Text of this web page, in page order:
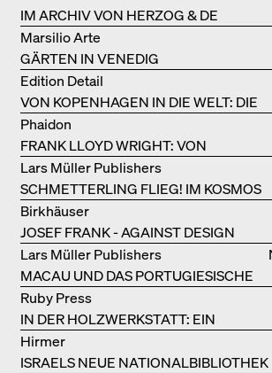
IM ARCHIV VON HERZOG & DE
MEURON
GÄRTEN IN VENEDIG
Marsilio Arte
VON KOPENHAGEN IN DIE WELT: DIE
BJARKE INGELS GROUP
Edition Detail
FRANK LLOYD WRIGHT: VON
FALLINGWATER BIS ZUM ROBBIE
HOUSE
Phaidon
SCHMETTERLING FLIEG! IM KOSMOS
VON EOOS
Lars Müller Publishers
JOSEF FRANK - AGAINST DESIGN
Birkhäuser
MACAU UND DAS PORTUGIESISCHE
KOLONIALERBE IN CHINA
Lars Müller Publishers
IN DER HOLZWERKSTATT: EIN
HANDBUCH
Ruby Press
ISRAELS NEUE NATIONALBIBLIOTHEK
Hirmer